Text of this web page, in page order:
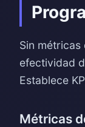
Sin métricas
efectividad
Establece
Métricas